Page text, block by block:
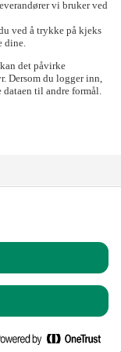
for
Vibbo?
ikke påvirket.
– 15.00)
vi bruker ved
ved å trykke på kjeks
dine.
det påvirke
Dersom du logger inn,
til andre formål.